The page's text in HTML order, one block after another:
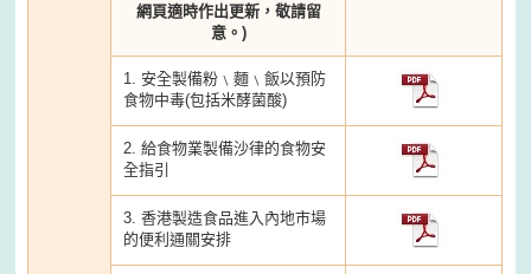
網頁適時作出更新，敬請留
意。)
1. 安全製備粉﹨麵﹨飯以預防
食物中毒(包括米酵菌酸)
2. 給食物業製備沙律的食物安
全指引
3. 香港製造食品進入內地市場
的便利通關安排